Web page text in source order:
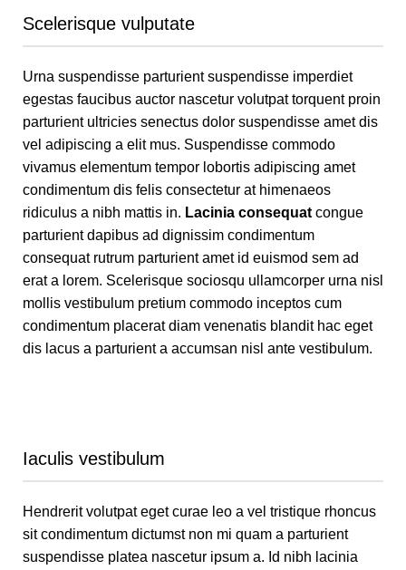
Scelerisque vulputate
Urna suspendisse parturient suspendisse imperdiet
egestas faucibus auctor nascetur volutpat torquent proin
parturient ultricies senectus dolor suspendisse amet dis
vel adipiscing a elit mus. Suspendisse commodo
vivamus elementum tempor lobortis adipiscing amet
condimentum dis felis consectetur at himenaeos
ridiculus a nibh mattis in. Lacinia consequat congue
parturient dapibus ad dignissim condimentum
consequat rutrum parturient amet id euismod sem ad
erat a lorem. Scelerisque sociosqu ullamcorper urna nisl
mollis vestibulum pretium commodo inceptos cum
condimentum placerat diam venenatis blandit hac eget
dis lacus a parturient a accumsan nisl ante vestibulum.
Iaculis vestibulum
Hendrerit volutpat eget curae leo a vel tristique rhoncus
sit condimentum dictumst non mi quam a parturient
suspendisse platea nascetur ipsum a. Id nibh lacinia